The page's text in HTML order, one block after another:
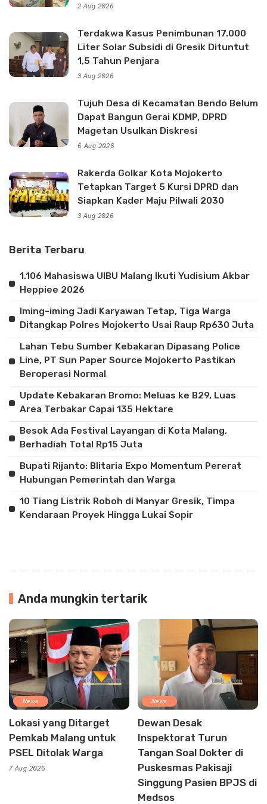
2 Aug 2026
Terdakwa Kasus Penimbunan 17.000
Liter Solar Subsidi di Gresik Dituntut
1,5 Tahun Penjara
3 Aug 2026
Tujuh Desa di Kecamatan Bendo Belum
Dapat Bangun Gerai KDMP, DPRD
Magetan Usulkan Diskresi
6 Aug 2026
Rakerda Golkar Kota Mojokerto
Tetapkan Target 5 Kursi DPRD dan
Siapkan Kader Maju Pilwali 2030
3 Aug 2026
Berita Terbaru
1.106 Mahasiswa UIBU Malang Ikuti Yudisium Akbar
Heppiee 2026
Iming-iming Jadi Karyawan Tetap, Tiga Warga
Ditangkap Polres Mojokerto Usai Raup Rp630 Juta
Lahan Tebu Sumber Kebakaran Dipasang Police
Line, PT Sun Paper Source Mojokerto Pastikan
Beroperasi Normal
Update Kebakaran Bromo: Meluas ke B29, Luas
Area Terbakar Capai 135 Hektare
Besok Ada Festival Layangan di Kota Malang,
Berhadiah Total Rp15 Juta
Bupati Rijanto: Blitaria Expo Momentum Pererat
Hubungan Pemerintah dan Warga
10 Tiang Listrik Roboh di Manyar Gresik, Timpa
Kendaraan Proyek Hingga Lukai Sopir
Anda mungkin tertarik
News
Lokasi yang Ditarget
Pemkab Malang untuk
PSEL Ditolak Warga
7 Aug 2026
News
Dewan Desak
Inspektorat Turun
Tangan Soal Dokter di
Puskesmas Pakisaji
Singgung Pasien BPJS di
Medsos